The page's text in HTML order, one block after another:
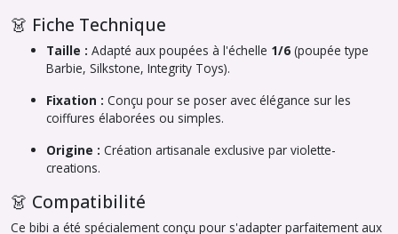
👗 Fiche Technique
Taille : Adapté aux poupées à l'échelle 1/6 (poupée type
Barbie, Silkstone, Integrity Toys).
Fixation : Conçu pour se poser avec élégance sur les
coiffures élaborées ou simples.
Origine : Création artisanale exclusive par violette-
creations.
👗 Compatibilité
Ce bibi a été spécialement conçu pour s'adapter parfaitement aux